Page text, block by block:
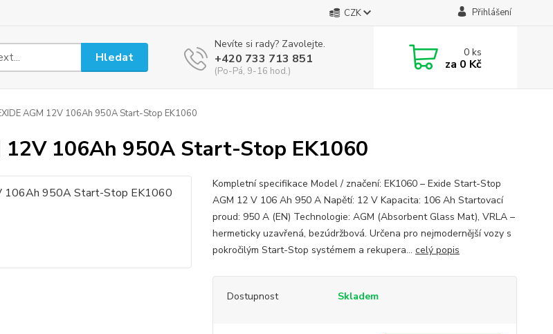
CZK Přihlášení
Hledat
Nevíte si rady? Zavolejte.
+420 733 713 851
(Po-Pá, 9-16 hod.)
0ks
za 0 Kč
AGM 12V 106Ah 950A Start-Stop EK1060
12V 106Ah 950A Start-Stop EK1060
Kompletní specifikace Model / značení: EK1060 – Exide Start-Stop
AGM 12 V 106 Ah 950 A Napětí: 12 V Kapacita: 106 Ah Startovací
proud: 950 A (EN) Technologie: AGM (Absorbent Glass Mat), VRLA –
hermeticky uzavřená, bezúdržbová. Určena pro nejmodernější vozy s
pokročilým Start-Stop systémem a rekupera... celý popis
Dostupnost Skladem